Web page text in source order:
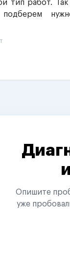
тип работ.
Опишите
уже